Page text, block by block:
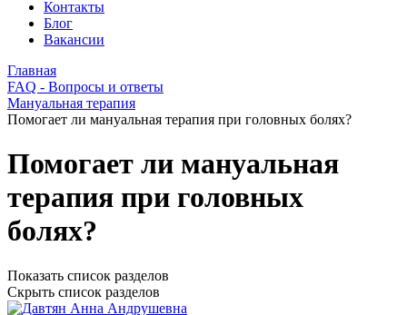
Контакты
Блог
Вакансии
Главная
FAQ - Вопросы и ответы
Мануальная терапия
Помогает ли мануальная терапия при головных болях?
Помогает ли мануальная
терапия при головных
болях?
Показать список разделов
Скрыть список разделов